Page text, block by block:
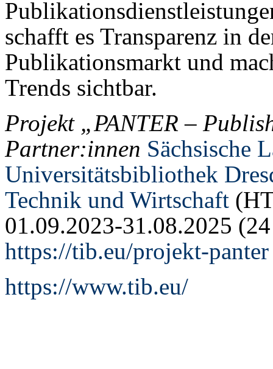
schafft es Transparenz in
Publikationsmarkt und
Trends sichtbar.
Projekt „PANTER –
Partner:innen Sächsische
Universitätsbibliothek
Technik und Wirtschaft
01.09.2023-31.08.2025
https://tib.eu/projekt-panter
https://www.tib.eu/